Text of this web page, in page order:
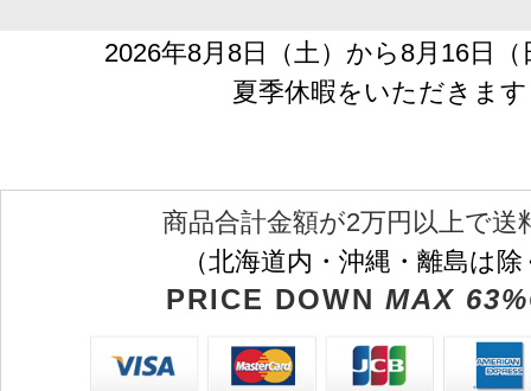
2026年8月8日（土）から8月16日
夏季休暇をいただきます
商品合計金額が2万円以上で送
（北海道内・沖縄・離島は
PRICE DOWN MAX